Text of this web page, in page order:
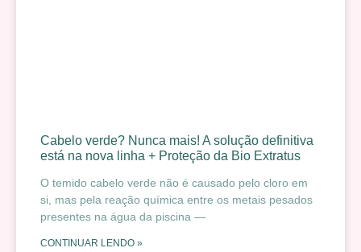
Cabelo verde? Nunca mais! A solução definitiva
está na nova linha + Proteção da Bio Extratus
O temido cabelo verde não é causado pelo cloro em
si, mas pela reação química entre os metais pesados
presentes na água da piscina —
CONTINUAR LENDO »